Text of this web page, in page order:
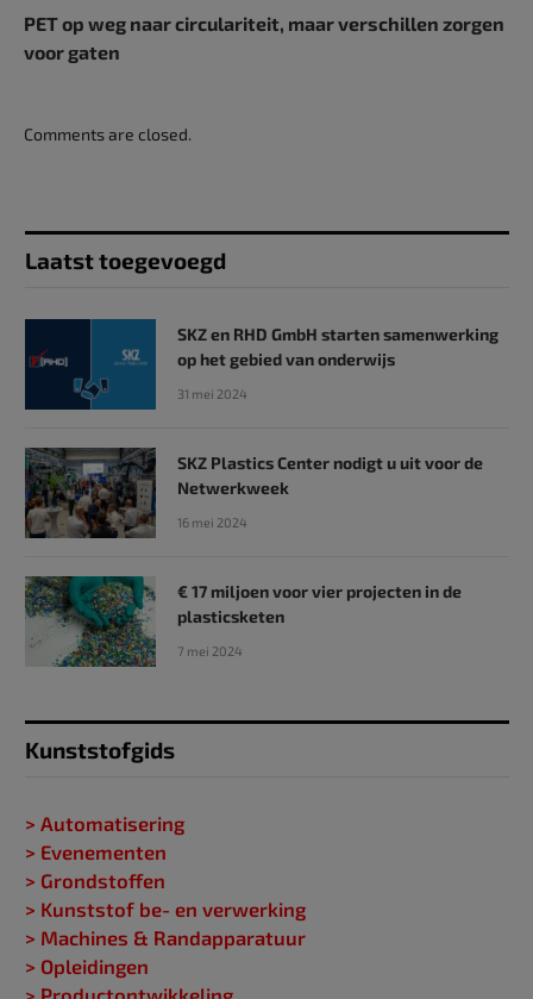
PET op weg naar circulariteit, maar verschillen zorgen
voor gaten
Comments are closed.
Laatst toegevoegd
SKZ en RHD GmbH starten samenwerking
op het gebied van onderwijs
31 mei 2024
SKZ Plastics Center nodigt u uit voor de
Netwerkweek
16 mei 2024
€ 17 miljoen voor vier projecten in de
plasticsketen
7 mei 2024
Kunststofgids
> Automatisering
> Evenementen
> Grondstoffen
> Kunststof be- en verwerking
> Machines & Randapparatuur
> Opleidingen
> Productontwikkeling